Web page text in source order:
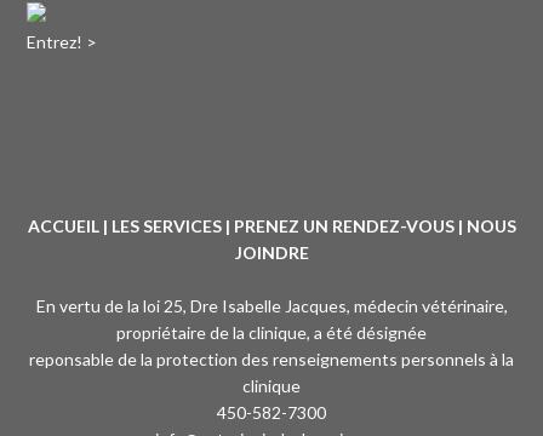
Entrez! >
ACCUEIL| LES SERVICES| PRENEZ UN RENDEZ-VOUS| NOUS
JOINDRE
En vertu de la loi 25, Dre Isabelle Jacques, médecin vétérinaire,
propriétaire de la clinique, a été désignée
reponsable de la protection des renseignements personnels à la
clinique
450-582-7300